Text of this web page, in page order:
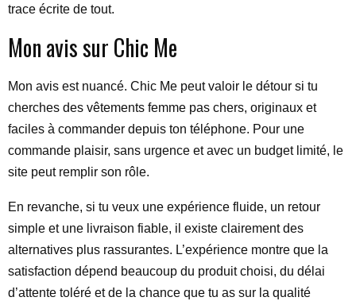
trace écrite de tout.
Mon avis sur Chic Me
Mon avis est nuancé. Chic Me peut valoir le détour si tu
cherches des vêtements femme pas chers, originaux et
faciles à commander depuis ton téléphone. Pour une
commande plaisir, sans urgence et avec un budget limité, le
site peut remplir son rôle.
En revanche, si tu veux une expérience fluide, un retour
simple et une livraison fiable, il existe clairement des
alternatives plus rassurantes. L’expérience montre que la
satisfaction dépend beaucoup du produit choisi, du délai
d’attente toléré et de la chance que tu as sur la qualité